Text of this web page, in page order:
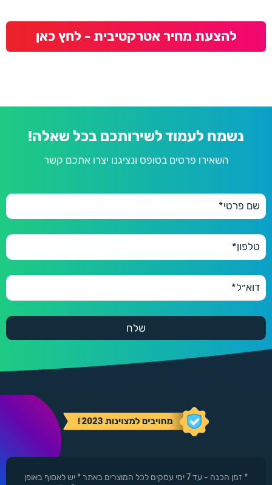
להצעת מחיר אטרקטיבית - לחץ כאן
נשמח לעמוד לשירותכם בכל שאלה!
השאירו פרטים בטופס ונציגנו יצרו אתכם קשר
* זמן הכנה - עד 7 ימי עסקים לכל המוצרים באתר * יש לאסוף באופן